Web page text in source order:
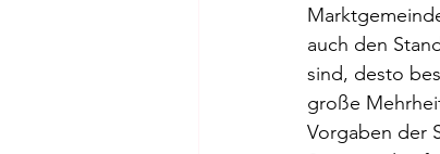
auch den
sind, desto
große
Vorgaben der